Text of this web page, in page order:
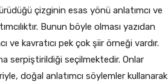
çizginin esas yönü anlatımcı ve
Bunun böyle olması yazıdan
ve kavratıcı pek çok şiir örneği vardır.
serpiştirildiği seçilmektedir. Onlar
doğal anlatımcı söylemler kullanarak